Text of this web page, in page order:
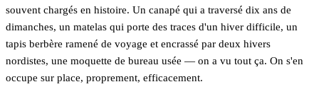
souvent chargés en histoire. Un canapé qui a traversé dix ans de
dimanches, un matelas qui porte des traces d'un hiver difficile, un
tapis berbère ramené de voyage et encrassé par deux hivers
nordistes, une moquette de bureau usée — on a vu tout ça. On s'en
occupe sur place, proprement, efficacement.